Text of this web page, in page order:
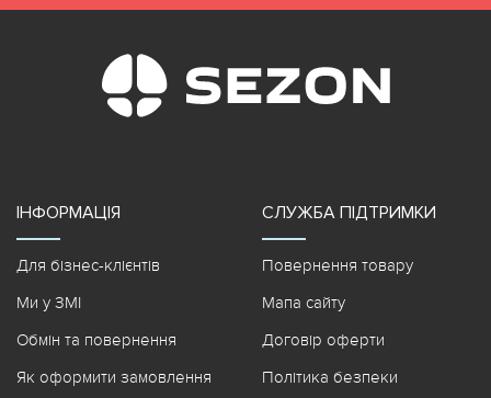
ІНФОРМАЦІЯ
Для бізнес-клієнтів
Ми у ЗМІ
Обмін та повернення
Як оформити замовлення
СЛУЖБА ПІДТРИМКИ
Повернення товару
Мапа сайту
Договір оферти
Політика безпеки